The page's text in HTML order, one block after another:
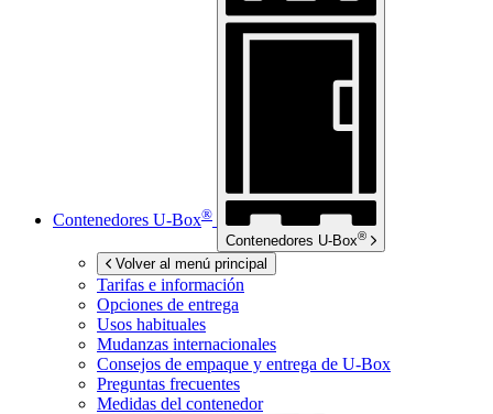
Contenedores U-Box®
Contenedores U-Box®
Volver al menú principal
Tarifas e información
Opciones de entrega
Usos habituales
Mudanzas internacionales
Consejos de empaque y entrega de U-Box
Preguntas frecuentes
Medidas del contenedor